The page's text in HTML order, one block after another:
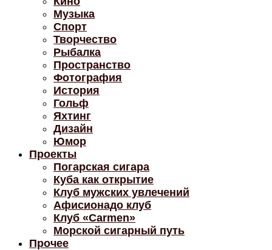
Музыка
Спорт
Творчество
Рыбалка
Пространство
Фотография
История
Гольф
Яхтинг
Дизайн
Юмор
Проекты
Погарская сигара
Куба как открытие
Клуб мужских увлечений
Афисионадо клуб
Клуб «Carmen»
Морской сигарный путь
Прочее